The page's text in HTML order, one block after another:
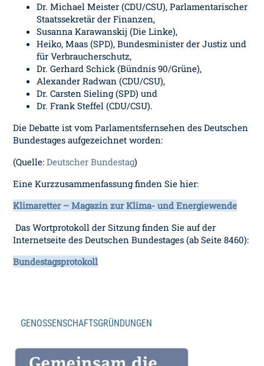
Dr. Michael Meister (CDU/CSU), Parlamentarischer
Staatssekretär der Finanzen,
Susanna Karawanskij (Die Linke),
Heiko, Maas (SPD), Bundesminister der Justiz und
für Verbraucherschutz,
Dr. Gerhard Schick (Bündnis 90/Grüne),
Alexander Radwan (CDU/CSU),
Dr. Carsten Sieling (SPD) und
Dr. Frank Steffel (CDU/CSU).
Die Debatte ist vom Parlamentsfernsehen des Deutschen
Bundestages aufgezeichnet worden:
(Quelle:Deutscher Bundestag)
Eine Kurzzusammenfassung finden Sie hier:
Klimaretter – Magazin zur Klima- und Energiewende
Das Wortprotokoll der Sitzung finden Sie auf der
Internetseite des Deutschen Bundestages (ab Seite 8460):
Bundestagsprotokoll
GENOSSENSCHAFTSGRÜNDUNGEN